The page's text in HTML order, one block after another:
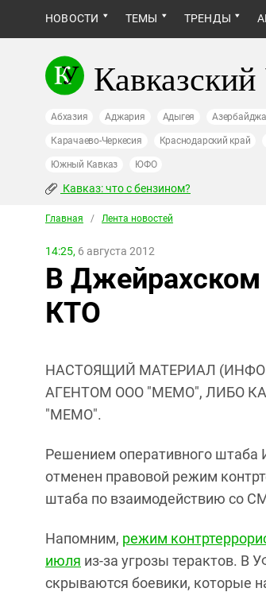
НОВОСТИ ТЕМЫ ТРЕНДЫ
Абхазия Аджария Адыгея
Карачаево-Черкесия Краснодарский край
Южный Кавказ ЮФО
Кавказ: что с бензином?
Главная / Лента новостей
14:25, 6 августа 2012
В Джейрахском
КТО
НАСТОЯЩИЙ МАТЕРИАЛ
АГЕНТОМ ООО "МЕМО", ЛИБО
"МЕМО".
Решением оперативного штаба
отменен правовой режим
штаба по взаимодействию со
Напомним, режим
июля из-за угрозы терактов. В
скрываются боевики, которые